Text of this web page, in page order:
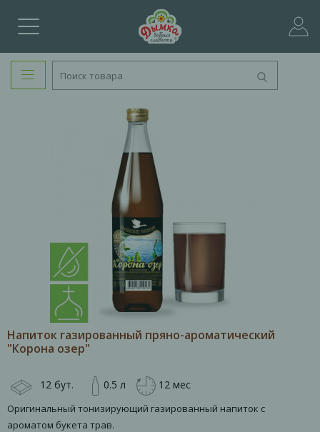
Напиток газированный пряно-ароматический
"Корона озер"
12 бут. 0.5 л 12 мес
Оригинальный тонизирующий газированный напиток с
ароматом букета трав.